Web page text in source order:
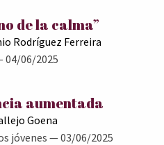
de la calma”
Rodríguez Ferreira
04/06/2025
aumentada
Goena
jóvenes — 03/06/2025